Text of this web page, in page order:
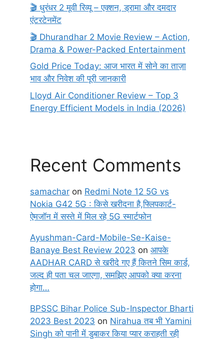
🎬 धुरंधर 2 मूवी रिव्यू – एक्शन, ड्रामा और दमदार
एंटरटेनमेंट
🎬 Dhurandhar 2 Movie Review – Action,
Drama & Power-Packed Entertainment
Gold Price Today: आज भारत में सोने का ताज़ा
भाव और निवेश की पूरी जानकारी
Lloyd Air Conditioner Review – Top 3
Energy Efficient Models in India (2026)
Recent Comments
samachar on Redmi Note 12 5G vs
Nokia G42 5G : किसे खरीदना है,फ्लिपकार्ट-
ऐमजॉन में सस्ते में मिल रहे 5G स्मार्टफोन
Ayushman-Card-Mobile-Se-Kaise-
Banaye Best Review 2023 on आपके
AADHAR CARD से खरीदे गए हैं कितने सिम कार्ड,
जल्द ही पता चल जाएगा, समझिए आपको क्या करना
होगा…
BPSSC Bihar Police Sub-Inspector Bharti
2023 Best 2023 on Nirahua तब भी Yamini
Singh को पानी में डुबाकर किया प्यार कराहती रही